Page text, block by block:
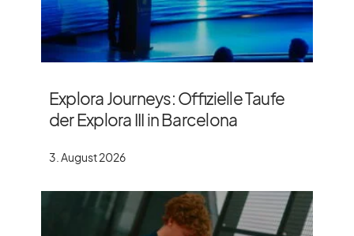
Explora Journeys: Offizielle Taufe
der Explora III in Barcelona
3. August 2026